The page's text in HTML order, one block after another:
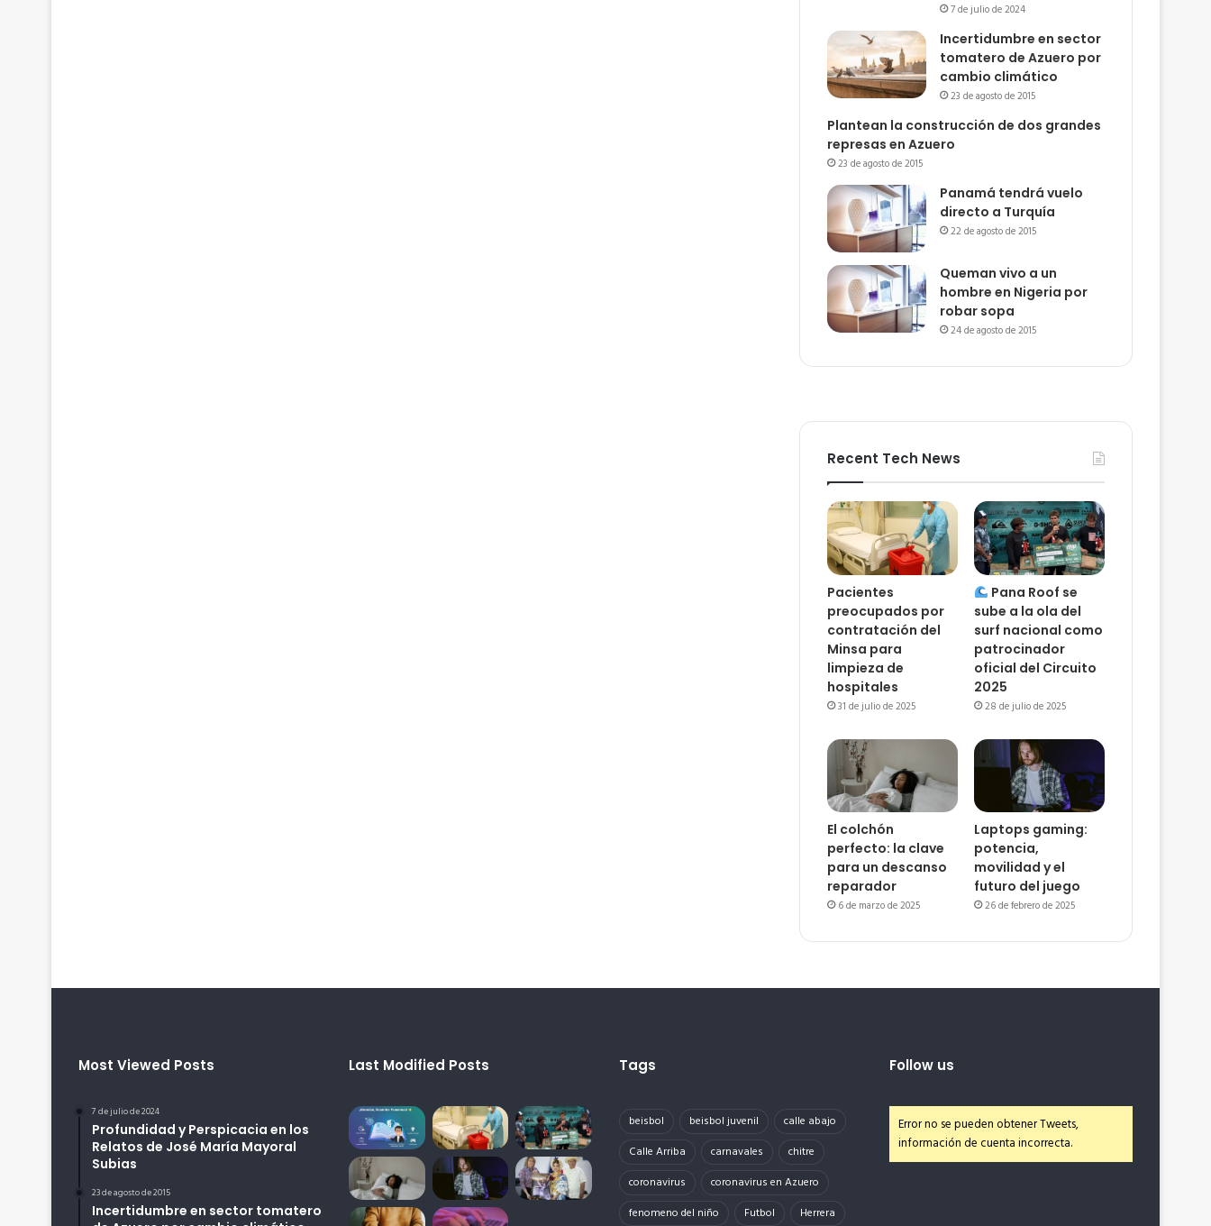
7 de julio de 2024
Incertidumbre en sector
tomatero de Azuero por
cambio climático
23 de agosto de 2015
Plantean la construcción de dos grandes
represas en Azuero
23 de agosto de 2015
Panamá tendrá vuelo
directo a Turquía
22 de agosto de 2015
Queman vivo a un
hombre en Nigeria por
robar sopa
24 de agosto de 2015
Recent Tech News
Pacientes
preocupados por
contratación del
Minsa para
limpieza de
hospitales
31 de julio de 2025
Pana Roof se
sube a la ola del
surf nacional como
patrocinador
oficial del Circuito
2025
28 de julio de 2025
El colchón
perfecto: la clave
para un descanso
reparador
6 de marzo de 2025
Laptops gaming:
potencia,
movilidad y el
futuro del juego
26 de febrero de 2025
Most Viewed Posts
7 de julio de 2024
Profundidad y Perspicacia en los
Relatos de José María Mayoral
Subias
23 de agosto de 2015
Incertidumbre en sector tomatero
Last Modified Posts Tags
beisbol beisbol juvenil
calle abajo
Calle Arriba
carnavales
chitre
coronavirus
coronavirus en Azuero
fenomeno del niño
Futbol
Herrera
Follow us
Error no se pueden obtener Tweets,
información de cuenta incorrecta.